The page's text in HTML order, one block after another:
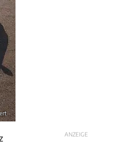
ANZEIGE